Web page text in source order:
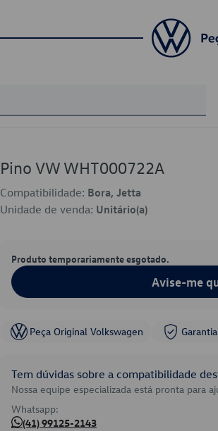
Pino VW WHT000722A
Compatibilidade: Bora, Jetta
Unidade de venda: Unitário(a)
Produto temporariamente esgotado.
Avise-me
Peça Original Volkswagen
Tem dúvidas sobre a compatibilidade
Nossa equipe especializada está pronta para
Whatsapp:
(41) 99125-2143